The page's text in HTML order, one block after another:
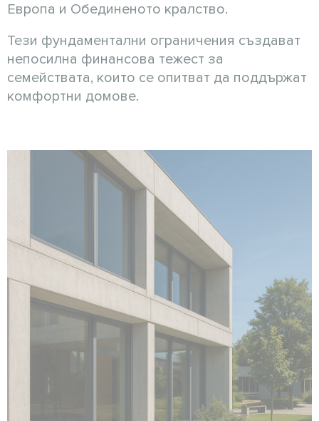
Европа и Обединеното кралство.
Тези фундаментални ограничения създават
непосилна финансова тежест за
семействата, които се опитват да поддържат
комфортни домове.